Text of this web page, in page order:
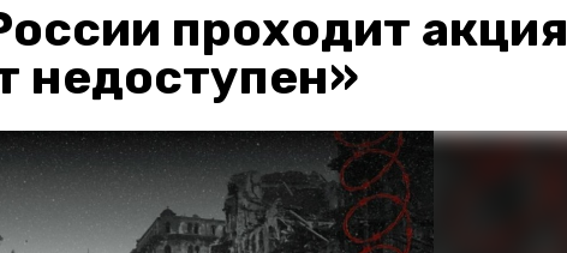
проходит акция
недоступен»